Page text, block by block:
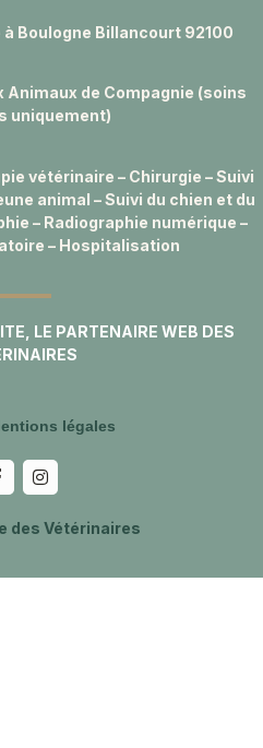
Boulogne Billancourt 92100
Animaux de Compagnie (soins
uniquement)
vétérinaire – Chirurgie – Suivi
animal – Suivi du chien et du
– Radiographie numérique –
– Hospitalisation
LE PARTENAIRE WEB DES
légales
des Vétérinaires